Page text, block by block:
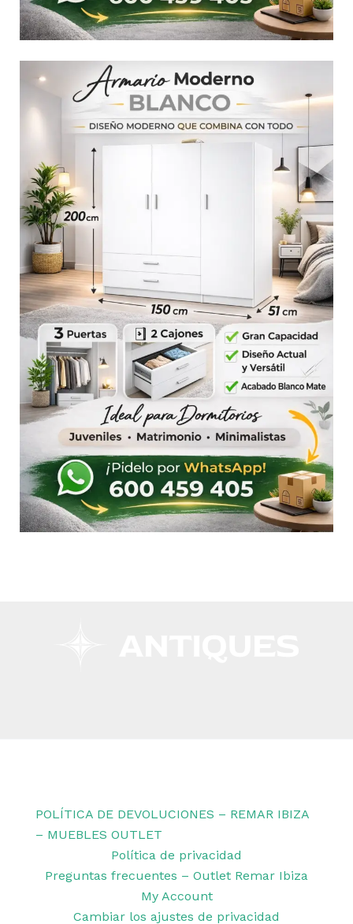
POLÍTICA DE DEVOLUCIONES – REMAR IBIZA
– MUEBLES OUTLET
Política de privacidad
Preguntas frecuentes – Outlet Remar Ibiza
My Account
Cambiar los ajustes de privacidad